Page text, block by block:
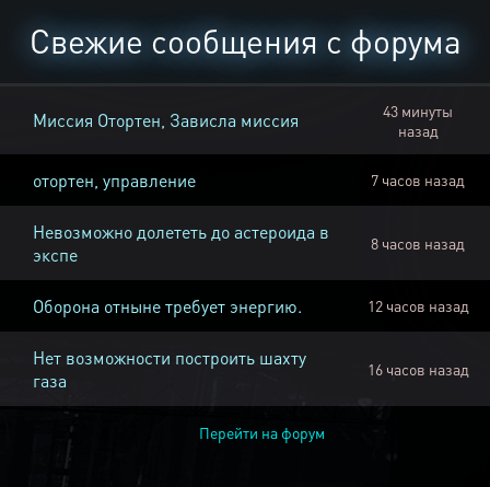
Свежие сообщения с форума
Миссия Отортен, Зависла миссия
43 минуты
назад
отортен, управление 7 часов назад
Невозможно долететь до астероида в
экспе
8 часов назад
Оборона отныне требует энергию. 12 часов назад
Нет возможности построить шахту
газа
16 часов назад
Перейти на форум